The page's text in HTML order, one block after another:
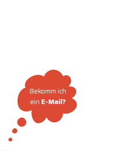
Bekomm ich
ein E-Mail?